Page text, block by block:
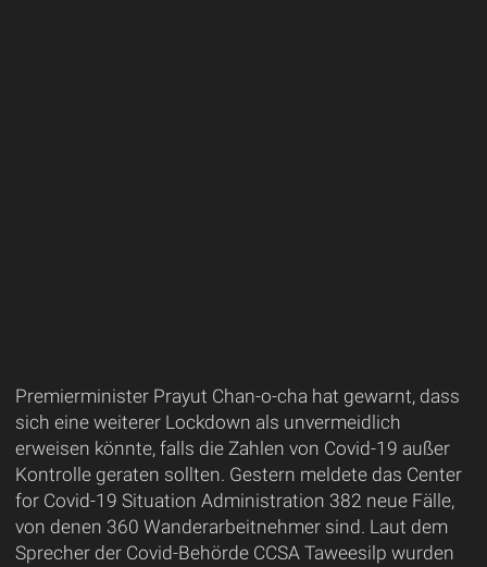
Premierminister Prayut Chan-o-cha hat gewarnt, dass
sich eine weiterer Lockdown als unvermeidlich
erweisen könnte, falls die Zahlen von Covid-19 außer
Kontrolle geraten sollten. Gestern meldete das Center
for Covid-19 Situation Administration 382 neue Fälle,
von denen 360 Wanderarbeitnehmer sind. Laut dem
Sprecher der Covid-Behörde CCSA Taweesilp wurden